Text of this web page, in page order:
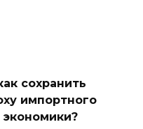
сохранить
импортного